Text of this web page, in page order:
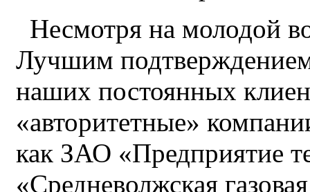
Несмотря на молодой
Лучшим подтверждением
наших постоянных
«авторитетные»
как ЗАО «Предприятие
«Средневолжская